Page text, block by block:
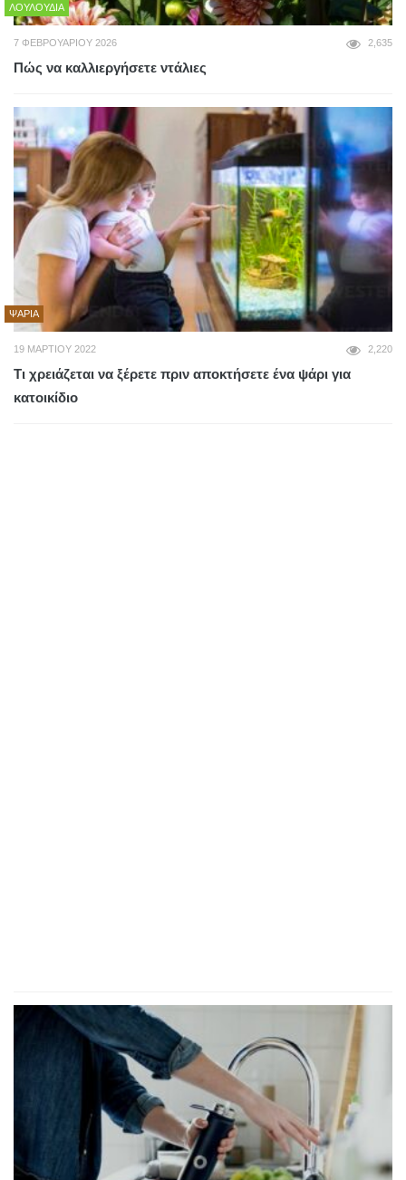
ΛΟΥΛΟΎΔΙΑ
7 ΦΕΒΡΟΥΑΡΊΟΥ 2026 2,635
Πώς να καλλιεργήσετε ντάλιες
ΨΆΡΙΑ
19 ΜΑΡΤΊΟΥ 2022 2,220
Τι χρειάζεται να ξέρετε πριν αποκτήσετε ένα ψάρι για
κατοικίδιο